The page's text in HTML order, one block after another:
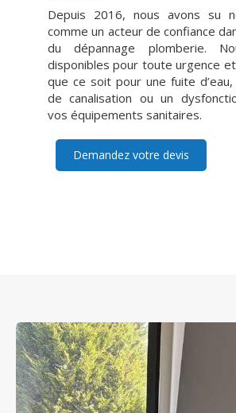
Depuis 2016, nous avons su
comme un acteur de confiance
du dépannage plomberie.
disponibles pour toute urgence
que ce soit pour une fuite
de canalisation ou un
vos équipements sanitaires.
Demandez votre devis